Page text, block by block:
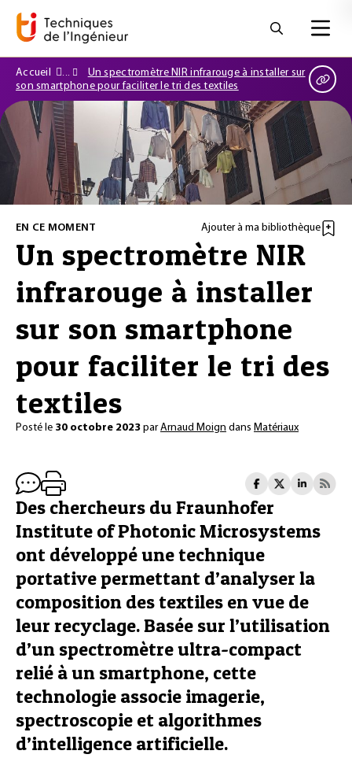
Accueil
Un spectromètre NIR infrarouge à installer sur
son smartphone pour faciliter le tri des textiles
EN CE MOMENT Ajouter à ma bibliothèque
Un spectromètre NIR
infrarouge à installer
sur son smartphone
pour faciliter le tri des
textiles
Posté le 30 octobre 2023 parArnaud Moign dans Matériaux
Des chercheurs du Fraunhofer
Institute of Photonic Microsystems
ont développé une technique
portative permettant d’analyser la
composition des textiles en vue de
leur recyclage. Basée sur l’utilisation
d’un spectromètre ultra-compact
relié à un smartphone, cette
technologie associe imagerie,
spectroscopie et algorithmes
d’intelligence artificielle.